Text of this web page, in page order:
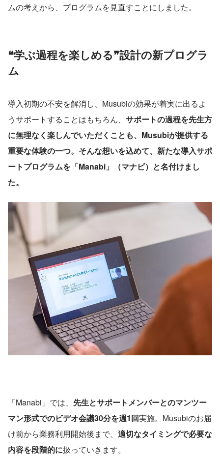
ムの考えから、プログラムを見直すことにしました。
❝学ぶ過程を楽しめる❞設計の新プログラ
ム
導入初期の不安を解消し、Musubiの効果が着実に出るよ
うサポートすることはもちろん、 サポートの過程を先生方
に無理なく楽しんでいただくことも、Musubiが提供する
重要な体験の一つ。そんな想いを込めて、新たな導入サポ
ートプログラムを「Manabi」（マナビ）と名付けまし
た。
「Manabi」では、 先生とサポートメンバーとのマンツー
マン形式でのビデオ会議30分を週1回実施。Musubiのお届
け前から業務利用開始後まで、 適切なタイミングで必要な
内容を段階的に扱っていきます。